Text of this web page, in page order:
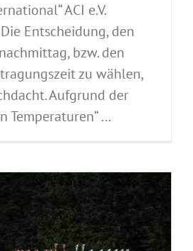
ACI e.V.
Entscheidung, den
bzw. den
zu wählen,
Aufgrund der
Temperaturen“ ...